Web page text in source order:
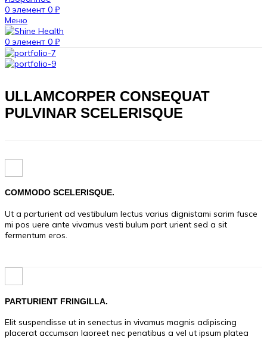
0 элемент 0 ₽
Меню
0 элемент 0 ₽
ULLAMCORPER CONSEQUAT
PULVINAR SCELERISQUE
COMMODO SCELERISQUE.
Ut a parturient ad vestibulum lectus varius dignistami sarim fusce
mi pos uere ante vivamus vesti bulum part urient sed a sit
fermentum eros.
PARTURIENT FRINGILLA.
Elit suspendisse ut in senectus in vivamus magnis adipiscing
placerat accumsan laoreet nec penatibus a vel ut ipsum platea